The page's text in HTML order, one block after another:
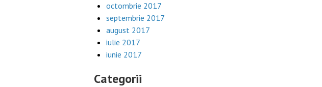
octombrie 2017
septembrie 2017
august 2017
iulie 2017
iunie 2017
Categorii